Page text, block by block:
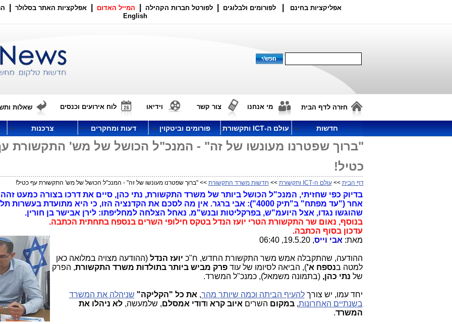
אפליקציות בחינם לפורומים ולבלוגים לפורטל חברות הקהילה המייל האדום אפלקציות האתר בסלולר
English
חזרה לדף הבית מי אנחנו צור קשר וידיאו לוח אירועים וכנסים שאלות
חדשות עולם ה-ICT ותקשורת פורומים וביטקוין דעות ומחקרים צרכנות
"ברוך שפטרנו מעונשו של זה" - המנכ"ל הכושל של מש' התקשורת
כטיל!
דף הבית >>עולם ה-ICT ותקשורת >> חדשות משרד התקשורת >> "ברוך שפטרנו מעונשו של זה" - המנכ"ל הכושל של מש' התקשורת עף כטיל!
בדיוק כפי שחזיתי, המנכ"ל הכושל ביותר של משרד התקשורת, נתי כהן, סיים את דרכו בצורה כמעט
אחר ("עד מפתח" ב"תיק 4000"): אבי ברגר. אין מה לסכם את הקדנציה הזו, כי היא מתועדת בעשרות
שהוגשו נגדו, אצל היועמ"ש, בפרקליטות ובנש"מ. נאחל הצלחה למחליפתו: לירן אבישר בן חורין.
בנוסף, נאום שר התקשורת הטרי יועז הנדל בטקס חילופי השרים בנספח בתחתית הכתבה.
עדכון בסוף הכתבה.
מאת: אבי וייס, 19.5.20, 06:40
ההודעה, שהתקבלה אמש משר התקשורת החדש, ח"כ יועז הנדל (ההודעה מצויה במלואה כאן
למטה בנספח א'), הביאה לסיומו של עודפרק מביש ביותר בתולדות משרד התקשורת, הפרק
של נתי כהן,(בתמונה משמאל), כמנכ"ל המשרד.
יחד עמו, יש צורךלהעיף הביתה וכמה שיותר מהר, את כל "הקליקה" שניהלה את המשרד
בשנתיים האחרונות,במקום השרים איוב קרא ודודי אמסלם, שלמעשה,לא ניהלו את
המשרד.